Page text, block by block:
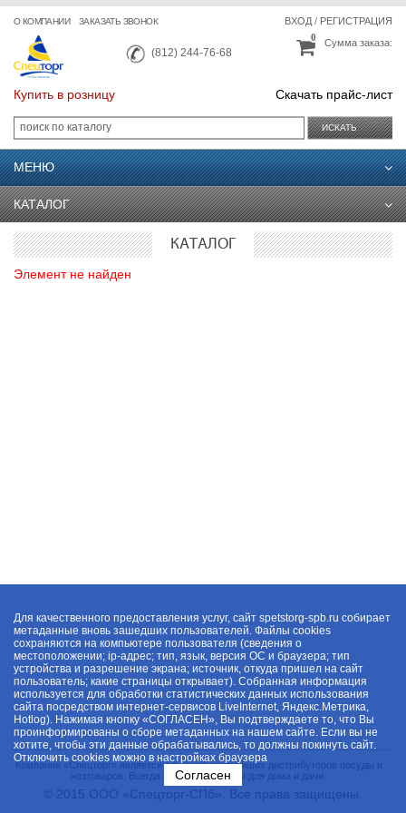
О КОМПАНИИ ЗАКАЗАТЬ ЗВОНОК
(812) 244-76-68
ВХОД/ РЕГИСТРАЦИЯ
Сумма заказа:
0
Купить в розницу Скачать прайс-лист
ИСКАТЬ
МЕНЮ
КАТАЛОГ
КАТАЛОГ
Элемент не найден
Компания «Спецторг» является одним из крупнейших дистрибуторов посуды и
хозтоваров. Всегда в наличии товары для дома и дачи.
© 2015 ООО «Спецторг-СПб». Все права защищены.
Для качественного предоставления услуг, сайт spetstorg-spb.ru собирает
метаданные вновь зашедших пользователей. Файлы cookies
сохраняются на компьютере пользователя (сведения о
местоположении; ip-адрес; тип, язык, версия ОС и браузера; тип
устройства и разрешение экрана; источник, откуда пришел на сайт
пользователь; какие страницы открывает). Собранная информация
используется для обработки статистических данных использования
сайта посредством интернет-сервисов LiveInternet, Яндекс.Метрика,
Hotlog). Нажимая кнопку «СОГЛАСЕН», Вы подтверждаете то, что Вы
проинформированы о сборе метаданных на нашем сайте. Если вы не
хотите, чтобы эти данные обрабатывались, то должны покинуть сайт.
Отключить cookies можно в настройках браузера
Согласен